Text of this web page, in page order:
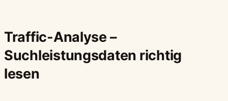
Traffic-Analyse –
Suchleistungsdaten richtig
lesen